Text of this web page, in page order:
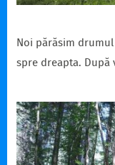
Noi părăsim
spre dreapta.